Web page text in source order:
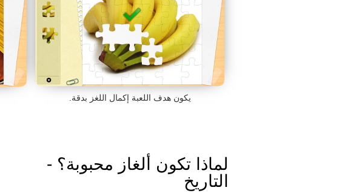
يكون هدف اللعبة إكمال اللغز بدقة.
لماذا تكون ألغاز محبوبة؟ -
التاريخ